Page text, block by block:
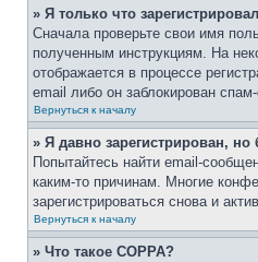
» Я только что
Сначала проверьте свои имя
полученным инструкциям. На
отображается в процессе
email либо он заблокирован
Вернуться к началу
» Я давно зарегистрирован,
Попытайтесь найти email-
каким-то причинам. Многие
зарегистрироваться снова и
Вернуться к началу
» Что такое COPPA?